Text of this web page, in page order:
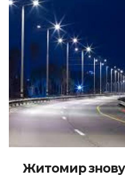
Житомир